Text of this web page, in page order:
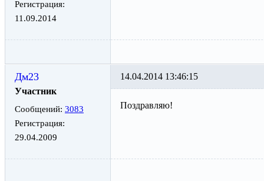
Регистрация:
11.09.2014
Дм23
Участник
Сообщений: 3083
Регистрация:
29.04.2009
14.04.2014 13:46:15
Поздравляю!